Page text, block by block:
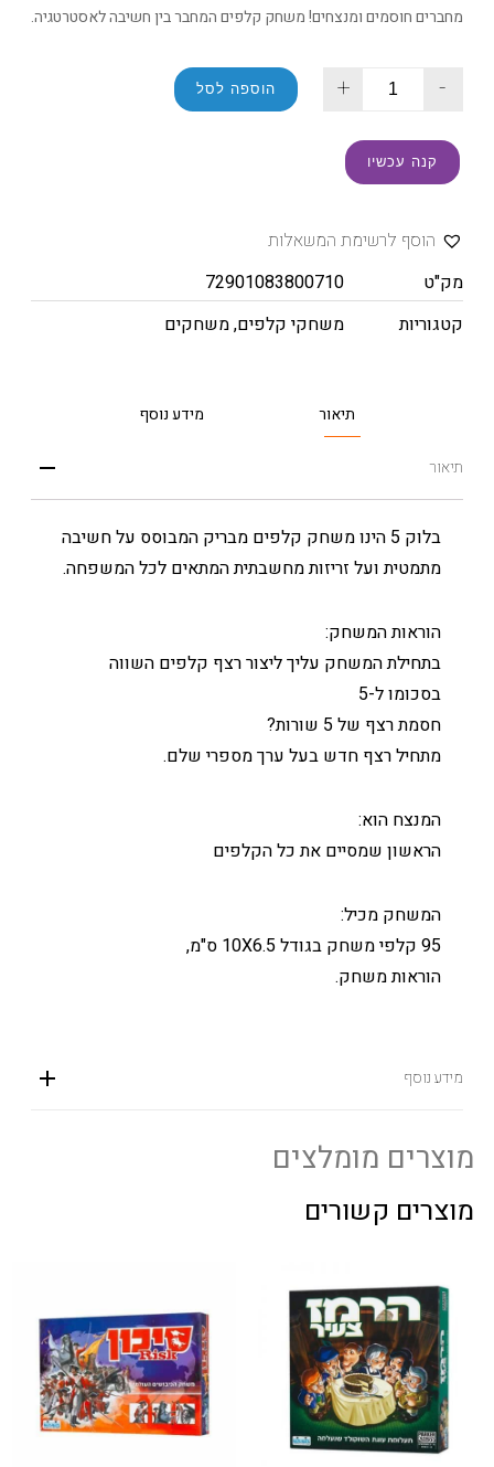
מחברים חוסמים ומנצחים! משחק קלפים המחבר בין חשיבה לאסטרטגיה.
-
+ הוספה לסל
קנה עכשיו
הוסף לרשימת המשאלות
מק"ט
72901083800710
קטגוריות
משחקי קלפים,משחקים
תיאור מידע נוסף
תיאור
בלוק 5 הינו משחק קלפים מבריק המבוסס על חשיבה
מתמטית ועל זריזות מחשבתית המתאים לכל המשפחה.
הוראות המשחק:
בתחילת המשחק עליך ליצור רצף קלפים השווה
בסכומו ל-5
חסמת רצף של 5 שורות?
מתחיל רצף חדש בעל ערך מספרי שלם.
המנצח הוא:
הראשון שמסיים את כל הקלפים
המשחק מכיל:
95 קלפי משחק בגודל 10X6.5 ס"מ,
הוראות משחק.
מידע נוסף
מוצרים מומלצים
מוצרים קשורים